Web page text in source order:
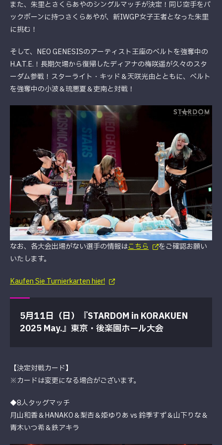
また、朱里とさくらあやのシングルマッチが決定！同じ空手をバ
ックボーンに持つさくらあやが、新IWGP女子王者となった朱里
に挑む！
そして、NEO GENESISのアーティスト王座のベルトを強奪中の
H.A.T.E.！長期欠場から復帰したディアナの梅咲遥が久々のスタ
ーダム参戦！スターライト・キッド＆天咲光由とともに、ベルト
を強奪中の小波＆琉悪夏＆吏南と対戦！
なお、各大会出場がない選手の情報はこちら
をご確認お願い
いたします。
Kaufen Sie Turnierkarten hier!
5月11日（日）『STARDOM in KORAKUEN
2025 May.』 東京・後楽園ホール大会
【決定対戦カード】
※カードは変更になる場合がございます。
◆8人タッグマッチ
月山和香＆HANAKO＆梨杏＆姫ゆりあ vs 鈴季すず＆山下りな＆
青木いつ希＆鉄アキラ